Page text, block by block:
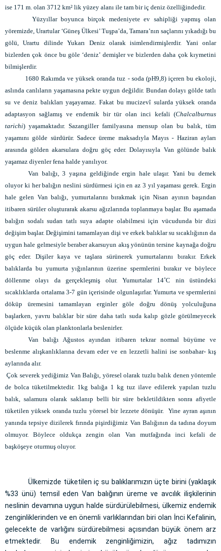
ise 171 m. olan 3712 km² lik yüzey alanı ile tam bir iç deniz özelliğindedir.
Yüzyıllar boyunca birçok medeniyete ev sahipliği yapmış olan
yöremizde, Urartular ‘Güneş Ülkesi’ Tuşpa’da, Tamara’nın saçlarını yıkadığı bu
gölü, Urartu dilinde Yukarı Deniz olarak isimlendirmişlerdir. Yani onlar
bizlerden çok önce bu göle ‘deniz’ demişler ve bizlerden daha çok kıymetini
bilmişlerdir.
1680 Rakımda ve yüksek oranda tuz - soda (pH9,8) içeren bu ekoloji,
aslında canlıların yaşamasına pekte uygun değildir. Bundan dolayı gölde tatlı
su ve deniz balıkları yaşayamaz. Fakat bu mucizevî sularda yüksek oranda
adaptasyon sağlamış ve endemik bir tür olan inci kefali (Chalcalburnus
tarichi) yaşamaktadır. Sazangiller familyasına mensup olan bu balık, tüm
yaşamını gölde sürdürür. Sadece üreme maksadıyla Mayıs - Haziran ayları
arasında gölden akarsulara doğru göç eder. Dolayısıyla Van gölünde balık
yaşamaz diyenler fena halde yanılıyor.
Van balığı, 3 yaşına geldiğinde ergin hale ulaşır. Yani bu demek
oluyor ki her balığın neslini sürdürmesi için en az 3 yıl yaşaması gerek. Ergin
hale gelen Van balığı, yumurtalarını bırakmak için Nisan ayının başından
itibaren sürüler oluşturarak akarsu ağızlarında toplanmaya başlar. Bu aşamada
balığın sodalı sudan tatlı suya adapte olabilmesi için vücudunda bir dizi
değişim başlar. Değişimini tamamlayan dişi ve erkek balıklar su sıcaklığının da
uygun hale gelmesiyle beraber akarsuyun akış yönünün tersine kaynağa doğru
göç eder. Dişiler kaya ve taşlara sürünerek yumurtalarını bırakır. Erkek
balıklarda bu yumurta yığınlarının üzerine spermlerini bırakır ve böylece
döllenme olayı da gerçekleşmiş olur. Yumurtalar 14˚C nin üstündeki
sıcaklıklarda ortalama 3-7 gün içerisinde olgunlaşırlar. Yumurta ve spermlerini
döküp üremesini tamamlayan erginler göle doğru dönüş yolculuğuna
başlarken, yavru balıklar bir süre daha tatlı suda kalıp gözle görülmeyecek
ölçüde küçük olan planktonlarla beslenirler.
Van balığı Ağustos ayından itibaren tekrar normal büyüme ve
beslenme alışkanlıklarına devam eder ve en lezzetli halini ise sonbahar- kış
aylarında alır.
Çok severek yediğimiz Van Balığı, yöresel olarak tuzlu balık denen yöntemle
de bolca tüketilmektedir. 1kg balığa 1 kg tuz ilave edilerek yapılan tuzlu
balık, salamura olarak saklanıp belli bir süre bekletildikten sonra afiyetle
tüketilen yüksek oranda tuzlu yöresel bir lezzete dönüşür. Yine ayran aşının
yanında tepsiye dizilerek fırında pişirdiğimiz Van Balığının da tadına doyum
olmuyor. Böylece oldukça zengin olan Van mutfağında inci kefali de
başköşeye oturmuş oluyor.
Ülkemizde tüketilen iç su balıklarımızın üçte birini (yaklaşık
%33 ünü) temsil eden Van balığının üreme ve avcılık ilişkilerinin
neslinin devamına uygun halde sürdürülebilmesi, ülkemiz endemik
zenginliklerinden ve en önemli varlıklarından biri olan İnci Kefalinin,
gelecekte de varlığını sürdürebilmesi açısından büyük önem arz
etmektedir. Bu endemik zenginliğimizin, ağız tadımızın